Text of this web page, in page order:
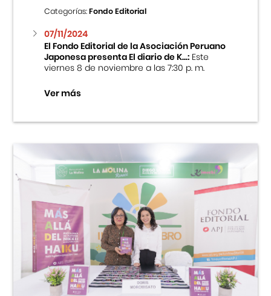
Categorías:Fondo Editorial
07/11/2024
El Fondo Editorial de la Asociación Peruano
Japonesa presenta El diario de K...:Este
viernes 8 de noviembre a las 7:30 p. m.
Ver más